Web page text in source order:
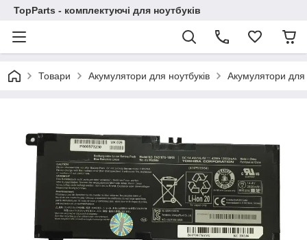
TopParts - комплектуючі для ноутбуків
Товари Акумулятори для ноутбуків Акумулятори для